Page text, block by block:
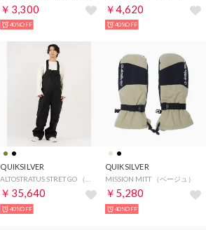
￥3,300
40%OFF
￥4,620
40%OFF
QUIKSILVER
￥35,640
40%OFF
QUIKSILVER
MISSION MITT （ベージュ）
￥5,280
40%OFF